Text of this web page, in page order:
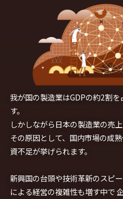
我が国の製造業はGDPの約2割
す。
しかしながら日本の製造業の売
その原因として、国内市場の成
資不足が挙げられます。
新興国の台頭や技術革新のスピ
による経営の複雑性も増す中で